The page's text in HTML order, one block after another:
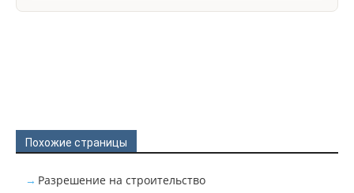
Похожие страницы
Разрешение на строительство